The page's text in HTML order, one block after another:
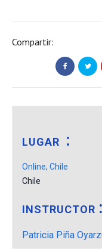
LUGAR
Online, Chile
Chile
INSTRUCTOR
Patricia Piña
Compartir: